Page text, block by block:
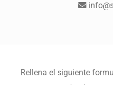
Rellena el siguiente